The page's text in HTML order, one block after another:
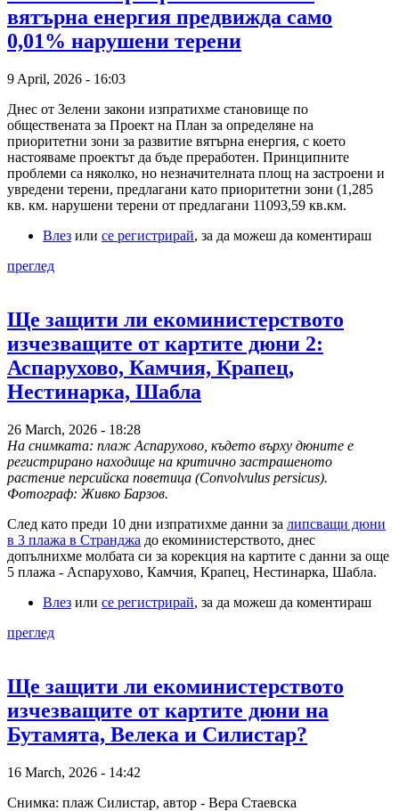
вятърна енергия предвижда само
0,01% нарушени терени
9 April, 2026 - 16:03
Днес от Зелени закони изпратихме становище по
обществената за Проект на План за определяне на
приоритетни зони за развитие вятърна енергия, с което
настояваме проектът да бъде преработен. Принципните
проблеми са няколко, но незначителната площ на застроени и
увредени терени, предлагани като приоритетни зони (1,285
кв. км. нарушени терени от предлагани 11093,59 кв.км.
Влез или се регистрирай, за да можеш да коментираш
преглед
Ще защити ли екоминистерството
изчезващите от картите дюни 2:
Аспарухово, Камчия, Крапец,
Нестинарка, Шабла
26 March, 2026 - 18:28
На снимката: плаж Аспарухово, където върху дюните е
регистрирано находище на критично застрашеното
растение персийска поветица (Convolvulus persicus).
Фотограф: Живко Барзов.
След като преди 10 дни изпратихме данни за липсващи дюни
в 3 плажа в Странджа до екоминистерството, днес
допълнихме молбата си за корекция на картите с данни за още
5 плажа - Аспарухово, Камчия, Крапец, Нестинарка, Шабла.
Влез или се регистрирай, за да можеш да коментираш
преглед
Ще защити ли екоминистерството
изчезващите от картите дюни на
Бутамята, Велека и Силистар?
16 March, 2026 - 14:42
Снимка: плаж Силистар, автор - Вера Стаевска